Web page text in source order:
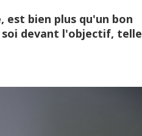
est bien plus qu'un bon
soi devant l'objectif, telle